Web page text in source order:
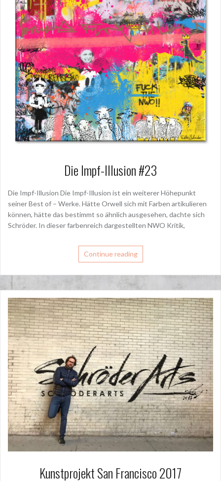
Die Impf-Illusion #23
Die Impf-Illusion Die Impf-Illusion ist ein weiterer Höhepunkt
seiner Best of – Werke. Hätte Orwell sich mit Farben artikulieren
können, hätte das bestimmt so ähnlich ausgesehen, dachte sich
Schröder. In dieser farbenreich dargestellten NWO Kritik,
Continue reading
Kunstprojekt San Francisco 2017